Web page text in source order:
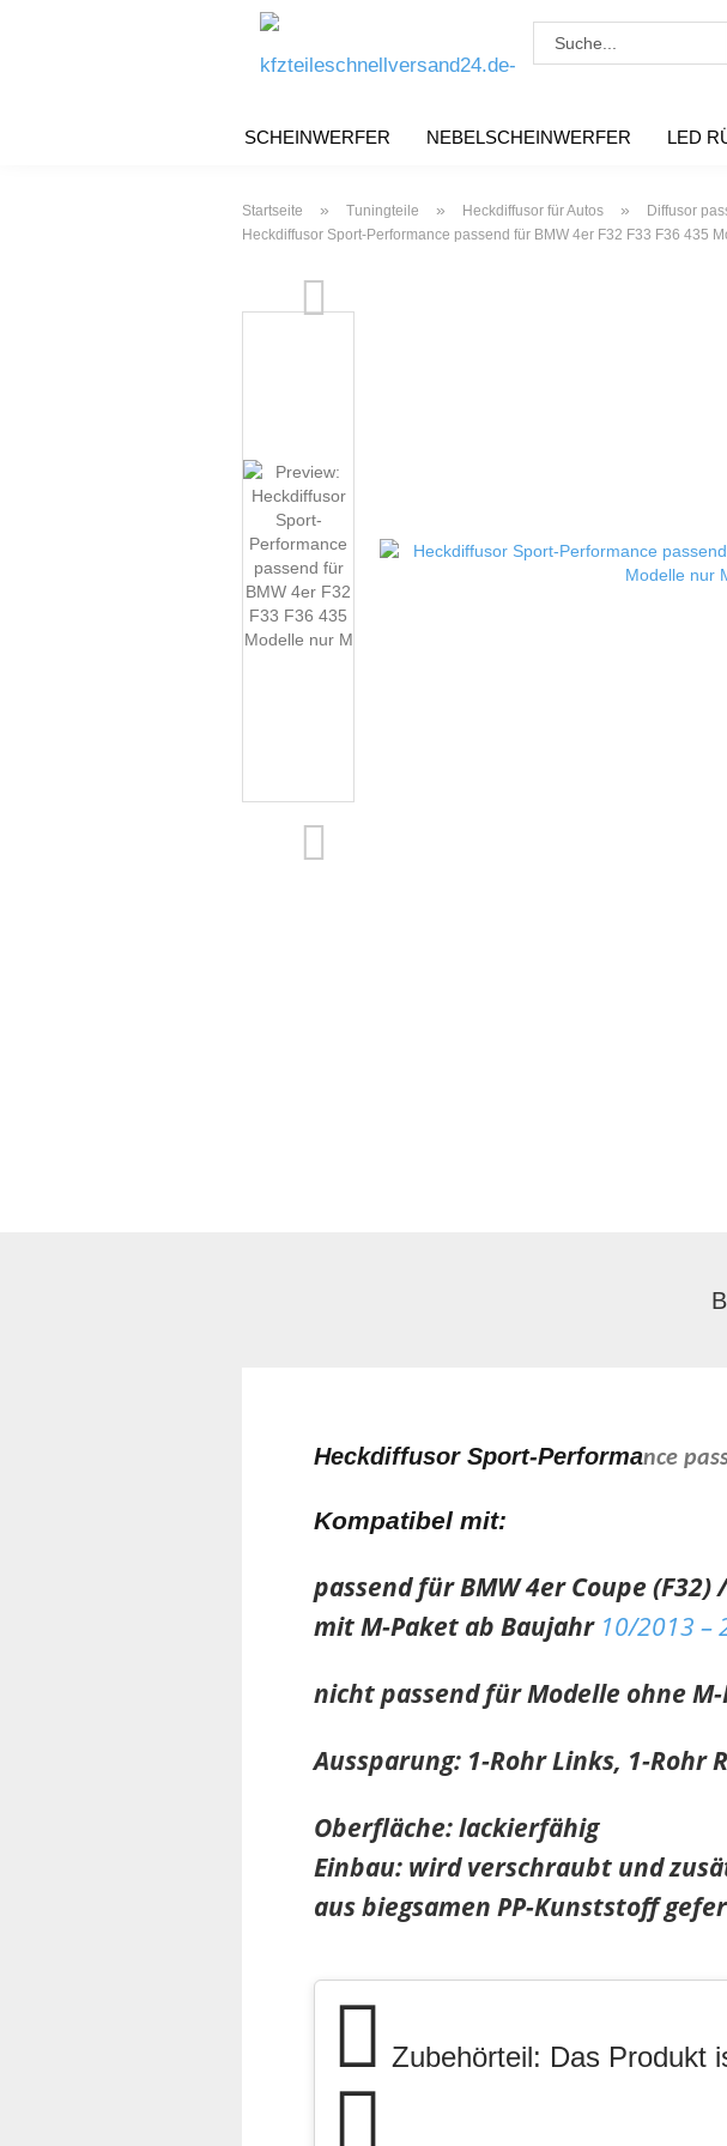
SCHEINWERFER NEBELSCHEINWERFER LED
Startseite » Tuningteile » Heckdiffusor für Autos » Diffusor
Heckdiffusor Sport-Performance passend für BMW 4er F32 F33 F36 435
Heckdiffusor Sport-Performance
Kompatibel mit:
passend für BMW 4er Coupe
mit M-Paket ab Baujahr 10/2013 –
nicht passend für Modelle ohne
Aussparung: 1-Rohr Links, 1-Rohr
Oberfläche: lackierfähig
Einbau: wird verschraubt und
aus biegsamen PP-Kunststoff
Zubehörteil: Das Produkt